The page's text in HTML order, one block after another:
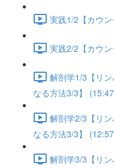
実践1/2【カウ
実践2/2【カウ
解剖学1/3【リ
なる方法3/3】
解剖学2/3【リ
なる方法3/3】
解剖学3/3【リ